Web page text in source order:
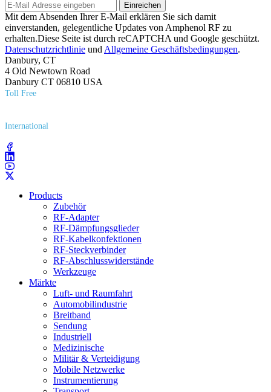
Einreichen
Mit dem Absenden Ihrer E-Mail erklären Sie sich damit
einverstanden, gelegentliche Updates von Amphenol RF zu
erhalten.Diese Seite ist durch reCAPTCHA und Google geschützt.
Datenschutzrichtlinie und Allgemeine Geschäftsbedingungen.
Danbury, CT
4 Old Newtown Road
Danbury CT 06810 USA
Toll Free
International
Products
Zubehör
RF-Adapter
RF-Dämpfungsglieder
RF-Kabelkonfektionen
RF-Steckverbinder
RF-Abschlusswiderstände
Werkzeuge
Märkte
Luft- und Raumfahrt
Automobilindustrie
Breitband
Sendung
Industriell
Medizinische
Militär & Verteidigung
Mobile Netzwerke
Instrumentierung